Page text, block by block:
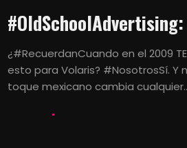
¿#RecuerdanCuando en el 2009
esto para Volaris? #NosotrosSí. Y
toque mexicano cambia